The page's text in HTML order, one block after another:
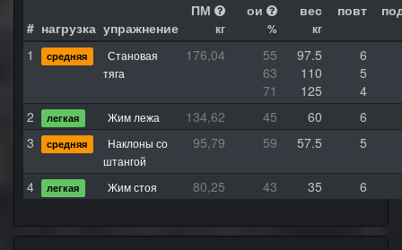
# нагрузка упражнение
ПМ
кг
ои
%
вес
кг
повт
1 средняя
Становая
тяга
176,04 55 97.5
6
63
110
5
71
125
4
2
легкая Жим лежа 134,62 45 60
6
3
средняя
Наклоны со
штангой
95,79 59 57.5 5
4 легкая Жим стоя 80,25 43 35 6